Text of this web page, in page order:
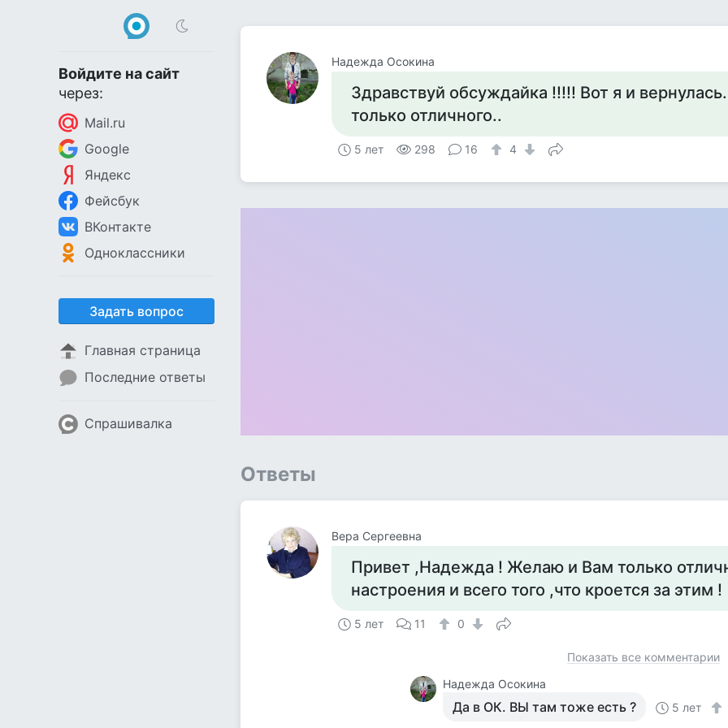
Войдите на сайт
через:
Mail.ru
Google
Яндекс
Фейсбук
ВКонтакте
Одноклассники
Задать вопрос
Главная страница
Последние ответы
Спрашивалка
Надежда Осокина
Здравствуй обсуждайка !!!!! Вот я и
только отличного..
5 лет 298 16 4
Ответы
Вера Сергеевна
Привет ,Надежда ! Желаю и Вам только
настроения и всего того ,что кроется за этим !
5 лет 11 0
Показать все комментарии
Надежда Осокина
Да в ОК. ВЫ там тоже есть ? 5 лет